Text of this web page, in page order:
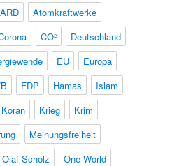
ARD
Atomkraftwerke
CO²
Deutschland
EU
Europa
FDP Hamas
Islam
Koran Krieg
Krim
Meinungsfreiheit
Olaf Scholz
One World